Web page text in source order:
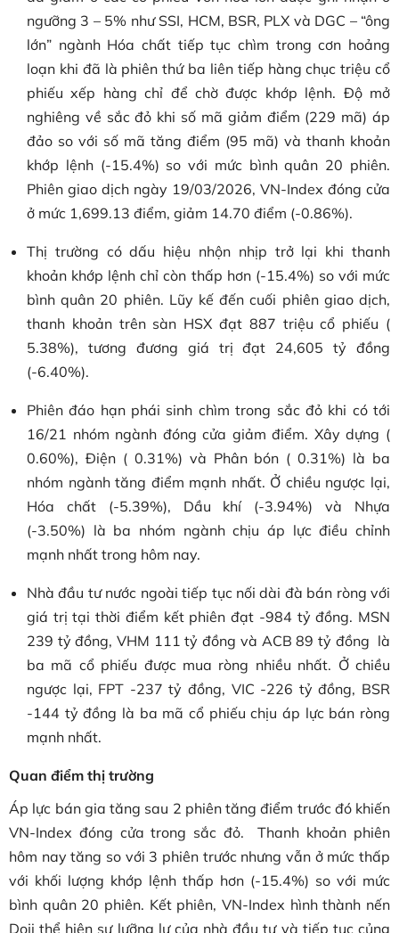
ngưỡng 3 – 5% như SSI, HCM, BSR, PLX và DGC – “ông
lớn” ngành Hóa chất tiếp tục chìm trong cơn hoảng
loạn khi đã là phiên thứ ba liên tiếp hàng chục triệu cổ
phiếu xếp hàng chỉ để chờ được khớp lệnh. Độ mở
nghiêng về sắc đỏ khi số mã giảm điểm (229 mã) áp
đảo so với số mã tăng điểm (95 mã) và thanh khoản
khớp lệnh (-15.4%) so với mức bình quân 20 phiên.
Phiên giao dịch ngày 19/03/2026, VN-Index đóng cửa
ở mức 1,699.13 điểm, giảm 14.70 điểm (-0.86%).
Thị trường có dấu hiệu nhộn nhịp trở lại khi thanh
khoản khớp lệnh chỉ còn thấp hơn (-15.4%) so với mức
bình quân 20 phiên. Lũy kế đến cuối phiên giao dịch,
thanh khoản trên sàn HSX đạt 887 triệu cổ phiếu (
5.38%), tương đương giá trị đạt 24,605 tỷ đồng
(-6.40%).
Phiên đáo hạn phái sinh chìm trong sắc đỏ khi có tới
16/21 nhóm ngành đóng cửa giảm điểm. Xây dựng (
0.60%), Điện ( 0.31%) và Phân bón ( 0.31%) là ba
nhóm ngành tăng điểm mạnh nhất. Ở chiều ngược lại,
Hóa chất (-5.39%), Dầu khí (-3.94%) và Nhựa
(-3.50%) là ba nhóm ngành chịu áp lực điều chỉnh
mạnh nhất trong hôm nay.
Nhà đầu tư nước ngoài tiếp tục nối dài đà bán ròng với
giá trị tại thời điểm kết phiên đạt -984 tỷ đồng. MSN
239 tỷ đồng, VHM 111 tỷ đồng và ACB 89 tỷ đồng là
ba mã cổ phiếu được mua ròng nhiều nhất. Ở chiều
ngược lại, FPT -237 tỷ đồng, VIC -226 tỷ đồng, BSR
-144 tỷ đồng là ba mã cổ phiếu chịu áp lực bán ròng
mạnh nhất.
Quan điểm thị trường
Áp lực bán gia tăng sau 2 phiên tăng điểm trước đó khiến
VN-Index đóng cửa trong sắc đỏ. Thanh khoản phiên
hôm nay tăng so với 3 phiên trước nhưng vẫn ở mức thấp
với khối lượng khớp lệnh thấp hơn (-15.4%) so với mức
bình quân 20 phiên. Kết phiên, VN-Index hình thành nến
Doji thể hiện sự lưỡng lự của nhà đầu tư và tiếp tục củng